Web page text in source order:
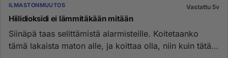
ILMASTONMUUTOS Vastattu 5v
Hiilidioksidi ei lämmitäkään mitään
Siinäpä taas selittämistä alarmisteille. Koitetaanko
tämä lakaista maton alle, ja koittaa olla, niin kuin tätä